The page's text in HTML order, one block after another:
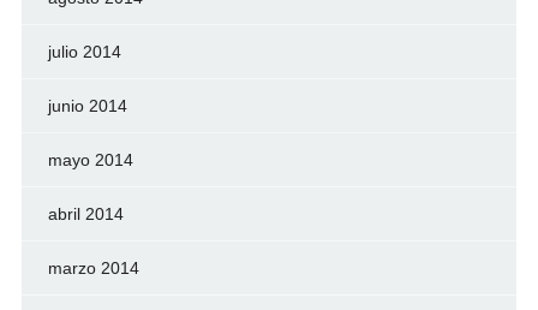
julio 2014
junio 2014
mayo 2014
abril 2014
marzo 2014